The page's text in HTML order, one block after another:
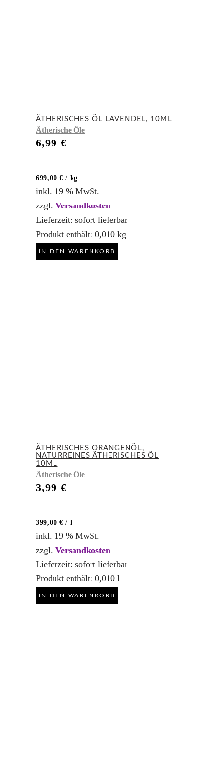
ÄTHERISCHES ÖL LAVENDEL, 10ML
Ätherische Öle
6,99 €
699,00 € / kg
inkl. 19 % MwSt.
zzgl. Versandkosten
Lieferzeit: sofort lieferbar
Produkt enthält: 0,010 kg
IN DEN WARENKORB
ÄTHERISCHES ORANGENÖL,
NATURREINES ÄTHERISCHES ÖL
10ML
Ätherische Öle
3,99 €
399,00 € / l
inkl. 19 % MwSt.
zzgl. Versandkosten
Lieferzeit: sofort lieferbar
Produkt enthält: 0,010 l
IN DEN WARENKORB